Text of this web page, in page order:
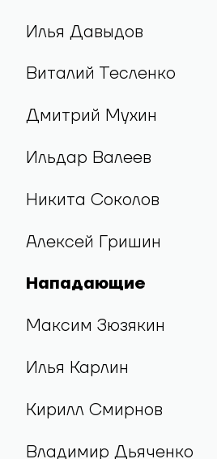
Егор Синегубкин
Платон Задорожный
Защитники
Илья Давыдов
Виталий Тесленко
Дмитрий Мухин
Ильдар Валеев
Никита Соколов
Алексей Гришин
Нападающие
Максим Зюзякин